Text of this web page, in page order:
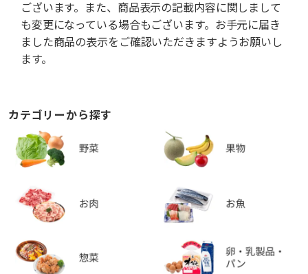
ございます。また、商品表示の記載内容に関しまして
も変更になっている場合もございます。お手元に届き
ました商品の表示をご確認いただきますようお願いし
ます。
カテゴリーから探す